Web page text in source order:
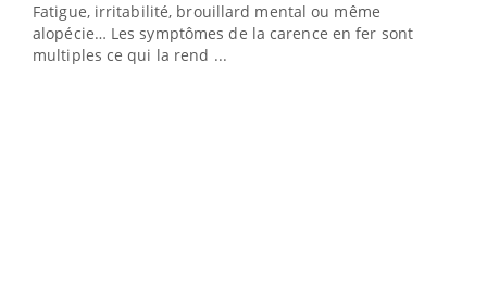
Fatigue, irritabilité, brouillard mental ou même
alopécie… Les symptômes de la carence en fer sont
multiples ce qui la rend ...